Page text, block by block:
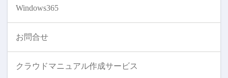
Windows365
お問合せ
クラウドマニュアル作成サービス